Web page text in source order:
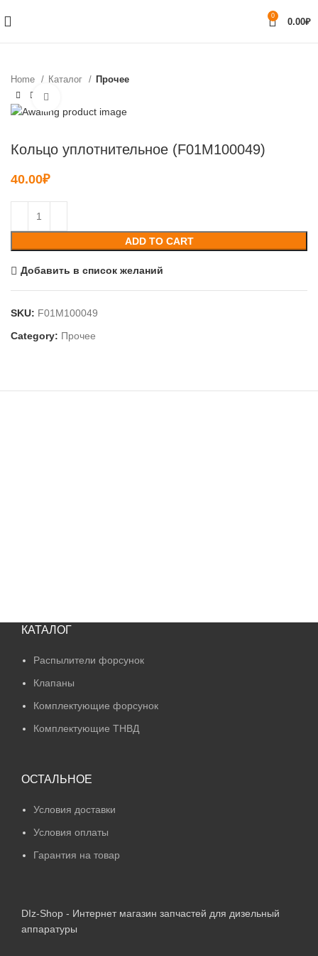
0
0.00₽
Home Каталог
Прочее
Кольцо уплотнительное (F01M100049)
40.00₽
ADD TO CART
Добавить в список желаний
SKU: F01M100049
Category: Прочее
КАТАЛОГ
Распылители форсунок
Клапаны
Комплектующие форсунок
Комплектующие ТНВД
ОСТАЛЬНОЕ
Условия доставки
Условия оплаты
Гарантия на товар
DIz-Shop - Интернет магазин запчастей для дизельный
аппаратуры